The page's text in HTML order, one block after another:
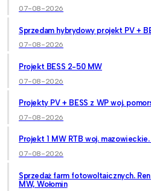
07-08-2026
Sprzedam hybrydowy projekt PV +
07-08-2026
Projekt BESS 2-50 MW
07-08-2026
Projekty PV + BESS z WP woj.
07-08-2026
Projekt 1 MW RTB woj.
07-08-2026
Sprzedaż farm fotowoltaicznych.
MW, Wołomin